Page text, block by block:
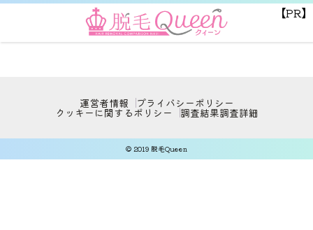
【PR】
運営者情報 プライバシーポリシー
クッキーに関するポリシー 調査結果調査詳細
© 2019 脱毛Queen